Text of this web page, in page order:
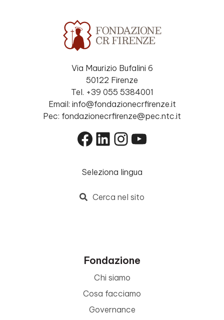
Via Maurizio Bufalini 6
50122 Firenze
Tel. +39 055 5384001
Email: info@fondazionecrfirenze.it
Pec: fondazionecrfirenze@pec.ntc.it
Facebook
LinkedIn
Instagram
YouTube
Seleziona lingua
Cerca nel sito
Fondazione
Chi siamo
Cosa facciamo
Governance